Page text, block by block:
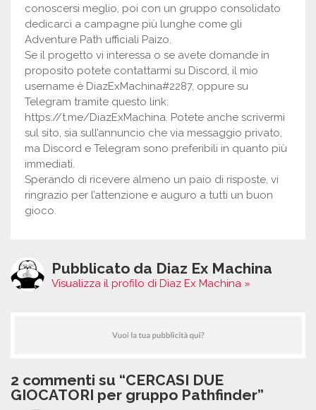
conoscersi meglio, poi con un gruppo consolidato
dedicarci a campagne più lunghe come gli
Adventure Path ufficiali Paizo.
Se il progetto vi interessa o se avete domande in
proposito potete contattarmi su Discord, il mio
username è DiazExMachina#2287, oppure su
Telegram tramite questo link:
https://t.me/DiazExMachina. Potete anche scrivermi
sul sito, sia sull’annuncio che via messaggio privato,
ma Discord e Telegram sono preferibili in quanto più
immediati.
Sperando di ricevere almeno un paio di risposte, vi
ringrazio per l’attenzione e auguro a tutti un buon
gioco.
Pubblicato da Diaz Ex Machina
Visualizza il profilo di Diaz Ex Machina »
2 commenti su “CERCASI DUE
GIOCATORI per gruppo Pathfinder”